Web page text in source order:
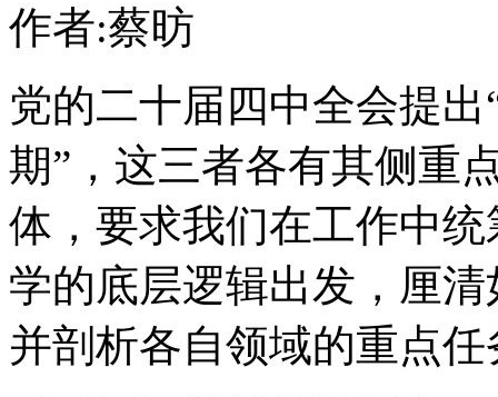
作者:蔡昉
党的二十届四中全会提
期”，这三者各有其侧重
体，要求我们在工作中
学的底层逻辑出发，厘
并剖析各自领域的重点